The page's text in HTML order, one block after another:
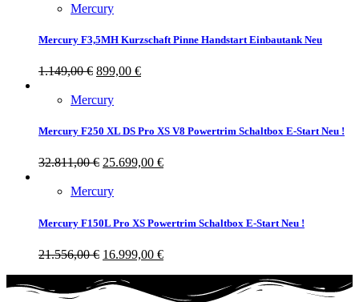
Mercury
Mercury F3,5MH Kurzschaft Pinne Handstart Einbautank Neu
1.149,00€ 899,00 €
Mercury
Mercury F250 XL DS Pro XS V8 Powertrim Schaltbox E-Start Neu !
32.811,00€ 25.699,00 €
Mercury
Mercury F150L Pro XS Powertrim Schaltbox E-Start Neu !
21.556,00€ 16.999,00 €